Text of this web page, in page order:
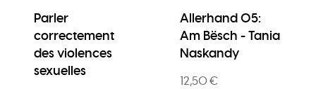
Parler
correctement
des violences
sexuelles
Allerhand 05:
Am Bësch - Tania
Naskandy
12,50 €